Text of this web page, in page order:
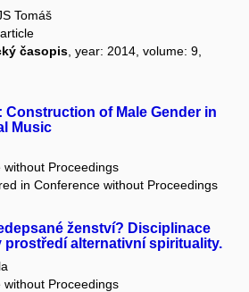
Tomáš
časopis , year: 2014, volume: 9,
Construction of Male Gender in
Music
Proceedings
in Conference without Proceedings
ženství? Disciplinace
alternativní spirituality.
Proceedings